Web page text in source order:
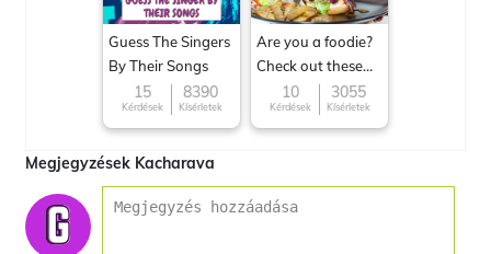
Guess The Singers
By Their Songs
15
Kérdések
8390
Kísérletek
Are you a foodie?
Check out these
Famous cuisines
around the World
10
Kérdések
3055
Kísérletek
Megjegyzések Kacharava